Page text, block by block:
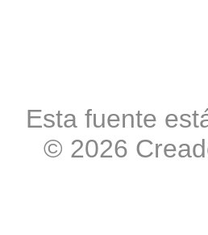
Esta fuente
© 2026